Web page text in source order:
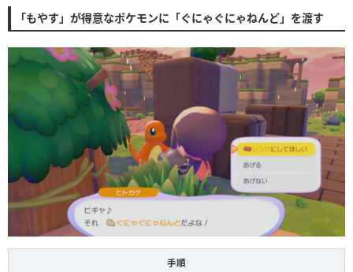
「もやす」が得意なポケモンに「ぐにゃぐにゃねんど」を渡す
手順